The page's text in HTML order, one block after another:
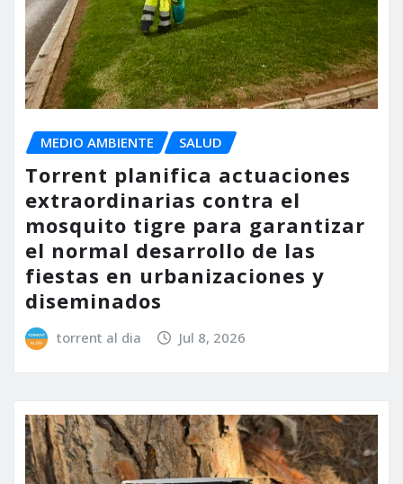
MEDIO AMBIENTE SALUD
Torrent planifica actuaciones
extraordinarias contra el
mosquito tigre para garantizar
el normal desarrollo de las
fiestas en urbanizaciones y
diseminados
torrent al dia Jul 8, 2026